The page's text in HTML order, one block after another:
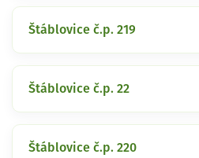
Štáblovice č.p. 219
Štáblovice č.p. 22
Štáblovice č.p. 220